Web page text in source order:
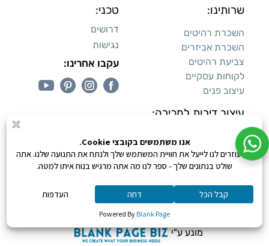
שרותינו:
השכרת רהיטים
השכרת אביזרים
צביעת רהיטים
לקוחות עסקיים
עיצוב פנים
עיצוב דירות למכירה:
טכני:
דרושים
נגישות
עקבו אחרינו:
קנייה מאובטחת
כל הזכויות שמורות ליעקב טוינה © 2026,
מונע ע"י